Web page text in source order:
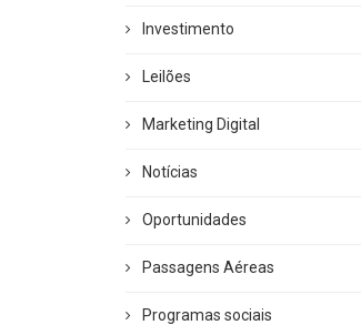
Investimento
Leilões
Marketing Digital
Notícias
Oportunidades
Passagens Aéreas
Programas sociais